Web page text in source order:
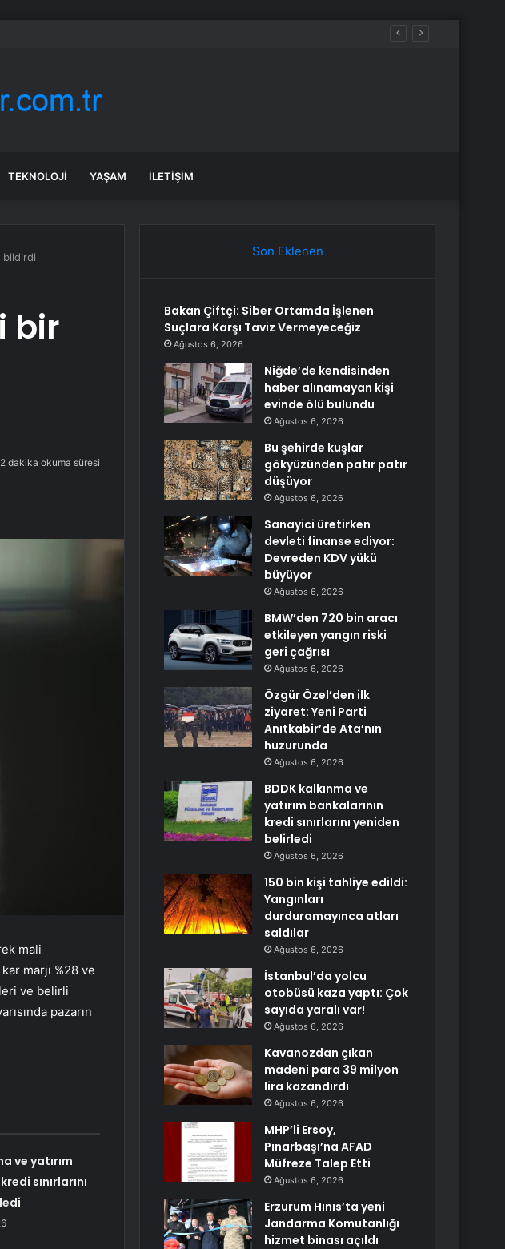
ölü bulundu
TEKNOLOJI YAŞAM İLETIŞIM
bildirdi
bir
2 dakika okuma süresi
mali
marjı %28 ve
ve belirli
pazarın
ve yatırım
sınırlarını
Son Eklenen
Bakan Çiftçi: Siber Ortamda İşlenen
Suçlara Karşı Taviz Vermeyeceğiz
Ağustos 6, 2026
Niğde’de kendisinden
haber alınamayan kişi
evinde ölü bulundu
Ağustos 6, 2026
Bu şehirde kuşlar
gökyüzünden patır patır
düşüyor
Ağustos 6, 2026
Sanayici üretirken
devleti finanse ediyor:
Devreden KDV yükü
büyüyor
Ağustos 6, 2026
BMW’den 720 bin aracı
etkileyen yangın riski
geri çağrısı
Ağustos 6, 2026
Özgür Özel’den ilk
ziyaret: Yeni Parti
Anıtkabir’de Ata’nın
huzurunda
Ağustos 6, 2026
BDDK kalkınma ve
yatırım bankalarının
kredi sınırlarını yeniden
belirledi
Ağustos 6, 2026
150 bin kişi tahliye edildi:
Yangınları
durduramayınca atları
saldılar
Ağustos 6, 2026
İstanbul’da yolcu
otobüsü kaza yaptı: Çok
sayıda yaralı var!
Ağustos 6, 2026
Kavanozdan çıkan
madeni para 39 milyon
lira kazandırdı
Ağustos 6, 2026
MHP’li Ersoy,
Pınarbaşı’na AFAD
Müfreze Talep Etti
Ağustos 6, 2026
Erzurum Hınıs’ta yeni
Jandarma Komutanlığı
hizmet binası açıldı